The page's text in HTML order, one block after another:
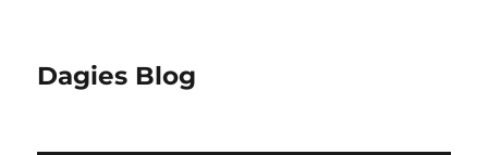
Dagies Blog